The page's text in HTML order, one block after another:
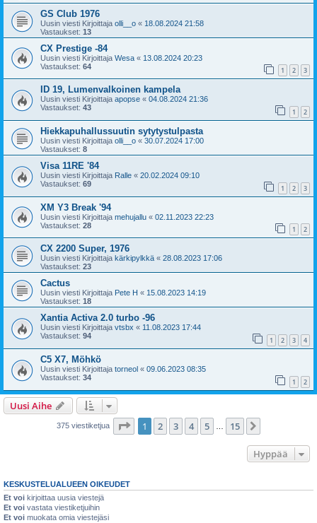
GS Club 1976
Uusin viesti Kirjoittaja olli__o « 18.08.2024 21:58
Vastaukset: 13
CX Prestige -84
Uusin viesti Kirjoittaja Wesa « 13.08.2024 20:23
Vastaukset: 64 1 2 3
ID 19, Lumenvalkoinen kampela
Uusin viesti Kirjoittaja apopse « 04.08.2024 21:36
Vastaukset: 43 1 2
Hiekkapuhallussuutin sytytystulpasta
Uusin viesti Kirjoittaja olli__o « 30.07.2024 17:00
Vastaukset: 8
Visa 11RE '84
Uusin viesti Kirjoittaja Ralle « 20.02.2024 09:10
Vastaukset: 69 1 2 3
XM Y3 Break '94
Uusin viesti Kirjoittaja mehujallu « 02.11.2023 22:23
Vastaukset: 28 1 2
CX 2200 Super, 1976
Uusin viesti Kirjoittaja kärkipylkkä « 28.08.2023 17:06
Vastaukset: 23
Cactus
Uusin viesti Kirjoittaja Pete H « 15.08.2023 14:19
Vastaukset: 18
Xantia Activa 2.0 turbo -96
Uusin viesti Kirjoittaja vtsbx « 11.08.2023 17:44
Vastaukset: 94 1 2 3 4
C5 X7, Möhkö
Uusin viesti Kirjoittaja torneol « 09.06.2023 08:35
Vastaukset: 34 1 2
Uusi Aihe
375 viestiketjua Sivu /15
1 2 3 4 5 15
Hyppää
KESKUSTELUALUEEN OIKEUDET
Et voi kirjoittaa uusia viestejä
Et voi vastata viestiketjuihin
Et voi muokata omia viestejäsi